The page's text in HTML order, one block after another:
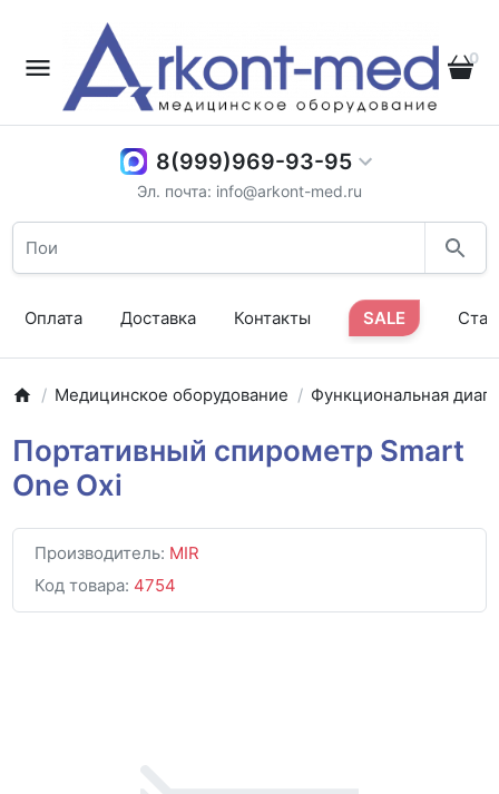
0
8(999)969-93-95
Эл. почта: info@arkont-med.ru
Оплата Доставка Контакты SALE
Медицинское оборудование Функциональная
Портативный спирометр Smart
One Oxi
Производитель: MIR
Код товара: 4754